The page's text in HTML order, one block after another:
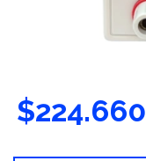
$224.660